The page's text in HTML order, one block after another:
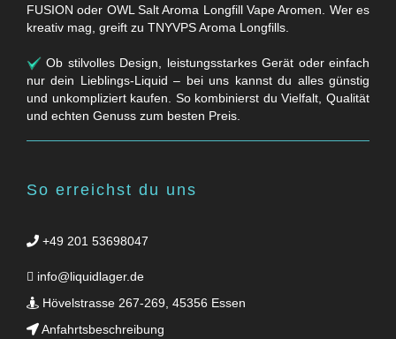
FUSION oder OWL Salt Aroma Longfill Vape Aromen. Wer es
kreativ mag, greift zu TNYVPS Aroma Longfills.
Ob stilvolles Design, leistungsstarkes Gerät oder einfach
nur dein Lieblings-Liquid – bei uns kannst du alles günstig
und unkompliziert kaufen. So kombinierst du Vielfalt, Qualität
und echten Genuss zum besten Preis.
So erreichst du uns
+49 201 53698047
info@liquidlager.de
Hövelstrasse 267-269, 45356 Essen
Anfahrtsbeschreibung